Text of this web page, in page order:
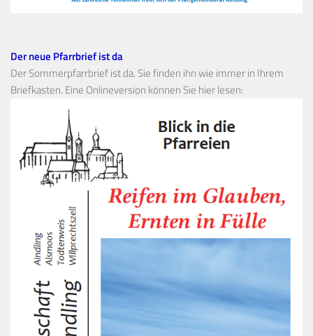
Der neue Pfarrbrief ist da
Der Sommerpfarrbrief ist da. Sie finden ihn wie immer in Ihrem
Briefkasten. Eine Onlineversion können Sie hier lesen: